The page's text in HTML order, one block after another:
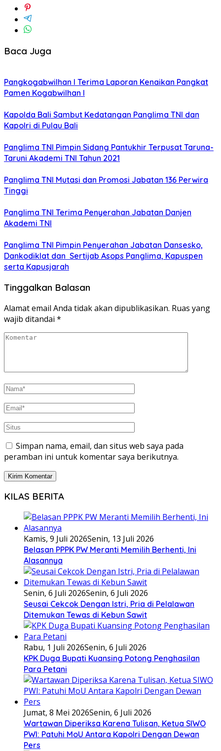
Baca Juga
Pangkogabwilhan I Terima Laporan Kenaikan Pangkat
Pamen Kogabwilhan I
Kapolda Bali Sambut Kedatangan Panglima TNI dan
Kapolri di Pulau Bali
Panglima TNI Pimpin Sidang Pantukhir Terpusat Taruna-
Taruni Akademi TNI Tahun 2021
Panglima TNI Mutasi dan Promosi Jabatan 136 Perwira
Tinggi
Panglima TNI Terima Penyerahan Jabatan Danjen
Akademi TNI
Panglima TNI Pimpin Penyerahan Jabatan Dansesko,
Dankodiklat dan Sertijab Asops Panglima, Kapuspen
serta Kapusjarah
Tinggalkan Balasan
Alamat email Anda tidak akan dipublikasikan. Ruas yang
wajib ditandai *
Simpan nama, email, dan situs web saya pada
peramban ini untuk komentar saya berikutnya.
KILAS BERITA
Kamis, 9 Juli 2026Senin, 13 Juli 2026
Belasan PPPK PW Meranti Memilih Berhenti, Ini
Alasannya
Senin, 6 Juli 2026Senin, 6 Juli 2026
Seusai Cekcok Dengan Istri, Pria di Pelalawan
Ditemukan Tewas di Kebun Sawit
Rabu, 1 Juli 2026Senin, 6 Juli 2026
KPK Duga Bupati Kuansing Potong Penghasilan
Para Petani
Jumat, 8 Mei 2026Senin, 6 Juli 2026
Wartawan Diperiksa Karena Tulisan, Ketua SIWO
PWI: Patuhi MoU Antara Kapolri Dengan Dewan
Pers